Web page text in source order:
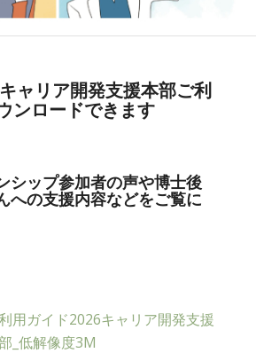
ャリア開発支援本部ご利
ンロードできます
シップ参加者の声や博士後
への支援内容などをご覧に
用ガイド2026キャリア開発支援
_低解像度3M